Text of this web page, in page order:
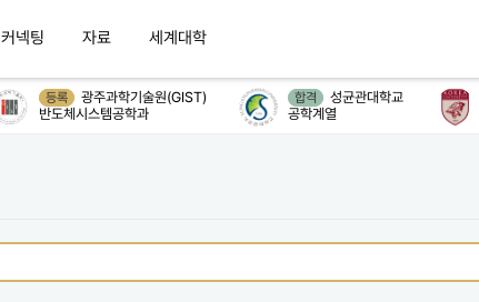
커넥팅 자료 세계대학
등록
광주과학기술원(GIST)
반도체시스템공학과
합격
성균관대학교
공학계열